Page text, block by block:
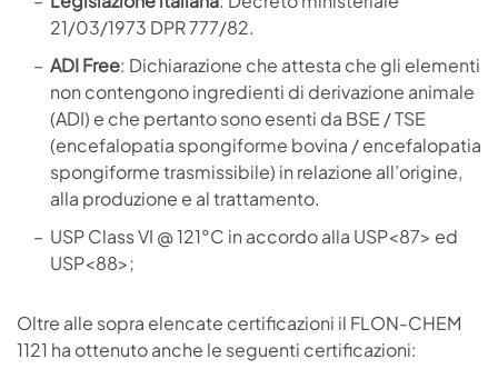
21/03/1973 DPR 777/82.
ADI Free: Dichiarazione che attesta che gli elementi
non contengono ingredienti di derivazione animale
(ADI) e che pertanto sono esenti da BSE / TSE
(encefalopatia spongiforme bovina / encefalopatia
spongiforme trasmissibile) in relazione all’origine,
alla produzione e al trattamento.
USP Class VI @ 121°C in accordo alla USP<87> ed
USP<88>;
Oltre alle sopra elencate certificazioni il FLON-CHEM
1121 ha ottenuto anche le seguenti certificazioni: